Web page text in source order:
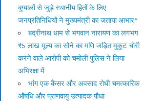
बुग्यालों से जुड़े स्थानीय हितों के लिए
जनप्रतिनिधियों ने मुख्यमंत्री का जताया आभार*
बद्रीनाथ धाम से भगवान नारायण का लगभग
₹5 लाख मूल्य का सोने का मणि जड़ित मुकुट चोरी
करने वाले आरोपी को चमोली पुलिस ने लिया
अभिरक्षा में
भांग एक कैंसर और अवसाद रोधी चमत्कारिक
औषधि और प्राणवायु उत्पादक पौधा